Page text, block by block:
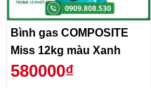
Bình gas COMPOSITE
Miss 12kg màu Xanh
580000₫